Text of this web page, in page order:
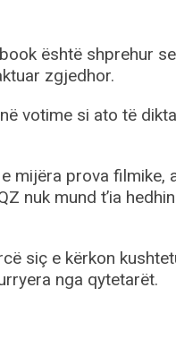
është shprehur se
zgjedhor.
votime si ato të
mijëra prova filmike,
nuk mund t’ia
siç e kërkon
nga qytetarët.